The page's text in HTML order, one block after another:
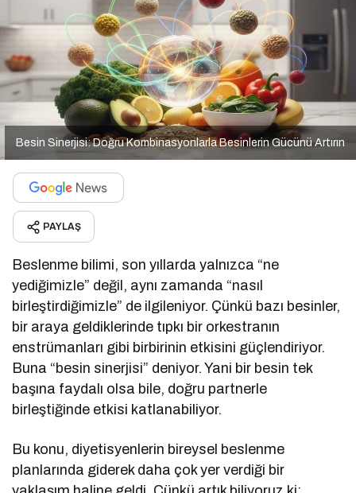
Besin Sinerjisi: Doğru Kombinasyonlarla Besinlerin Gücünü Artırın
PAYLAŞ
Beslenme bilimi, son yıllarda yalnızca “ne
yediğimizle” değil, aynı zamanda “nasıl
birleştirdiğimizle” de ilgileniyor. Çünkü bazı besinler,
bir araya geldiklerinde tıpkı bir orkestranın
enstrümanları gibi birbirinin etkisini güçlendiriyor.
Buna “besin sinerjisi” deniyor. Yani bir besin tek
başına faydalı olsa bile, doğru partnerle
birleştiğinde etkisi katlanabiliyor.
Bu konu, diyetisyenlerin bireysel beslenme
planlarında giderek daha çok yer verdiği bir